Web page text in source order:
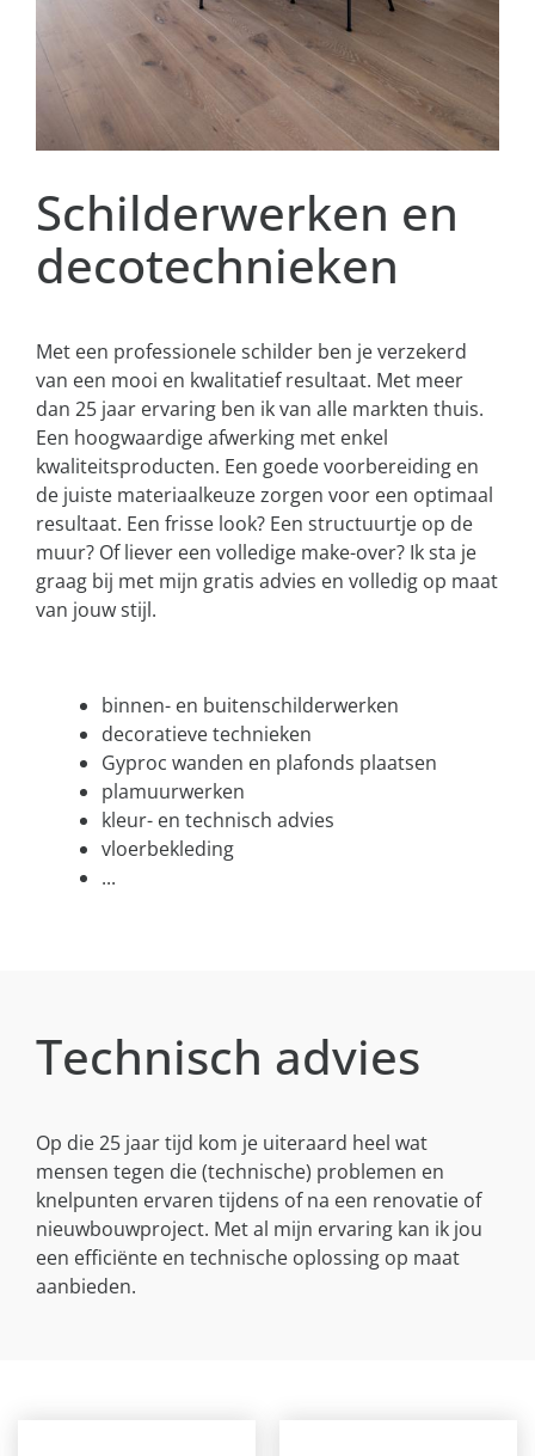
Schilderwerken en
decotechnieken
Met een professionele schilder ben je verzekerd
van een mooi en kwalitatief resultaat. Met meer
dan 25 jaar ervaring ben ik van alle markten thuis.
Een hoogwaardige afwerking met enkel
kwaliteitsproducten. Een goede voorbereiding en
de juiste materiaalkeuze zorgen voor een optimaal
resultaat. Een frisse look? Een structuurtje op de
muur? Of liever een volledige make-over? Ik sta je
graag bij met mijn gratis advies en volledig op maat
van jouw stijl.
binnen- en buitenschilderwerken
decoratieve technieken
Gyproc wanden en plafonds plaatsen
plamuurwerken
kleur- en technisch advies
vloerbekleding
...
Op die 25 jaar tijd kom je uiteraard heel wat
mensen tegen die (technische) problemen en
knelpunten ervaren tijdens of na een renovatie of
nieuwbouwproject. Met al mijn ervaring kan ik jou
een efficiënte en technische oplossing op maat
aanbieden.
Technisch advies